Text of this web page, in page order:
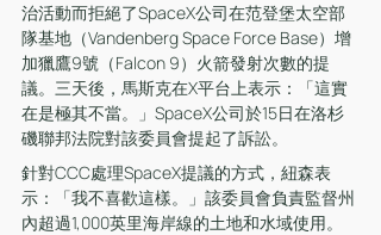
治活動而拒絕了SpaceX公司在范登堡太空部
隊基地（Vandenberg Space Force Base）增
加獵鷹9號（Falcon 9）火箭發射次數的提
議。三天後，馬斯克在X平台上表示：「這實
在是極其不當。」SpaceX公司於15日在洛杉
磯聯邦法院對該委員會提起了訴訟。
針對CCC處理SpaceX提議的方式，紐森表
示：「我不喜歡這樣。」該委員會負責監督州
內超過1,000英里海岸線的土地和水域使用。